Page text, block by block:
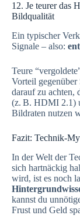
12. Je teurer das
Bildqualität
Ein typischer
Signale – also:
Teure
Vorteil
darauf zu achten,
(z. B. HDMI 2.1)
Bildraten nutzen
Fazit: Technik-
In der Welt der
sich hartnäckig
wird, ist es noch
kannst du
Frust und Geld